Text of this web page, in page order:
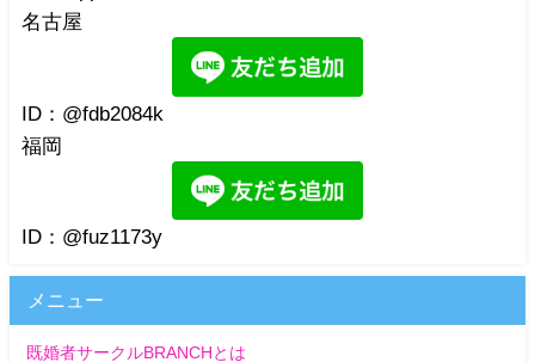
名古屋
ID：@fdb2084k
福岡
ID：@fuz1173y
メニュー
既婚者サークルBRANCHとは